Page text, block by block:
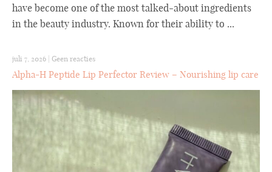
have become one of the most talked-about ingredients
in the beauty industry. Known for their ability to ...
juli 7, 2026 Geen reacties
Alpha-H Peptide Lip Perfector Review – Nourishing lip care